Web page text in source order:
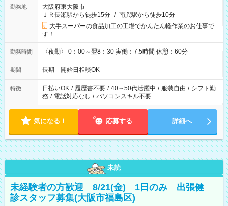
勤務地
大阪府東大阪市
ＪＲ長瀬駅から徒歩15分 / 南巽駅から徒歩10分
大手スーパーの食品加工の工場でかんたん軽作業のお仕事で
す！
勤務時間 〈夜勤〉 0：00～翌8：30 実働：7.5時間 休憩：60分
期間 長期 開始日相談OK
特徴 日払いOK / 履歴書不要 / 40～50代活躍中 / 服装自由 / シフト勤
務 / 電話対応なし / パソコンスキル不要
気になる！ 応募する 詳細へ
未読
未経験者の方歓迎 8/21(金) 1日のみ 出張健
診スタッフ募集(大阪市福島区)